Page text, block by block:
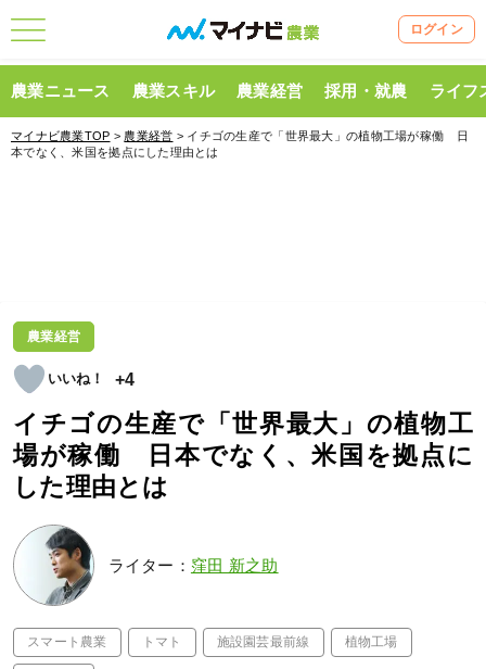
ログイン
農業ニュース 農業スキル 農業経営 採用・就農 ライフ
マイナビ農業TOP > 農業経営 > イチゴの生産で「世界最大」の植物工場が稼働 日
本でなく、米国を拠点にした理由とは
農業経営
+4
イチゴの生産で「世界最大」の植物工
場が稼働 日本でなく、米国を拠点に
した理由とは
ライター： 窪田 新之助
スマート農業 トマト 施設園芸最前線 植物工場